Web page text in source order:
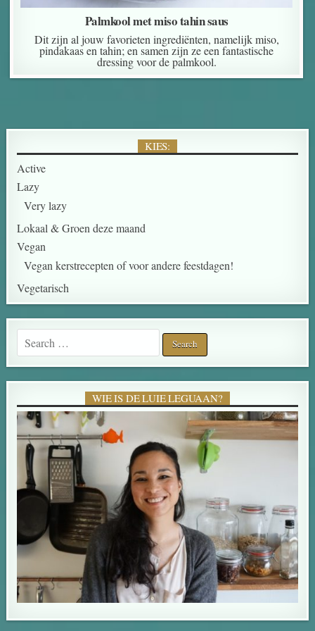
Palmkool met miso tahin saus
Dit zijn al jouw favorieten ingrediënten, namelijk miso,
pindakaas en tahin; en samen zijn ze een fantastische
dressing voor de palmkool.
KIES:
Active
Lazy
Very lazy
Lokaal & Groen deze maand
Vegan
Vegan kerstrecepten of voor andere feestdagen!
Vegetarisch
Search for:
WIE IS DE LUIE LEGUAAN?